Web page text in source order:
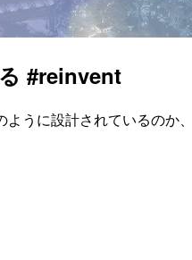
#reinvent
うに設計されているの